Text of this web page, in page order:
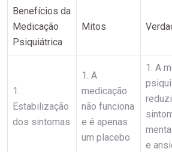
Benefícios da
Medicação
Psiquiátrica
Mitos
1.
Estabilização
dos sintomas
1. A
medicação
não funciona
e é apenas
um placebo
1. A
e